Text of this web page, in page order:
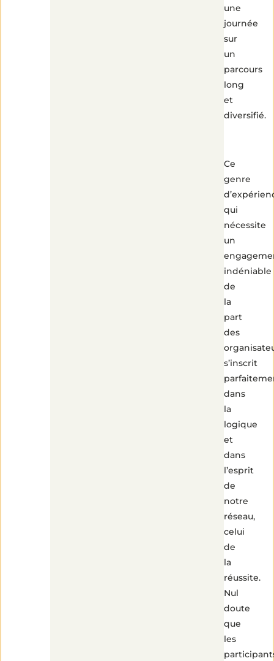
une
journée
sur
un
parcours
long
et
diversifié.
Ce
genre
qui
nécessite
un
indéniable
de
la
part
des
s’inscrit
dans
la
logique
et
dans
l’esprit
de
notre
réseau,
celui
de
la
réussite.
Nul
doute
que
les